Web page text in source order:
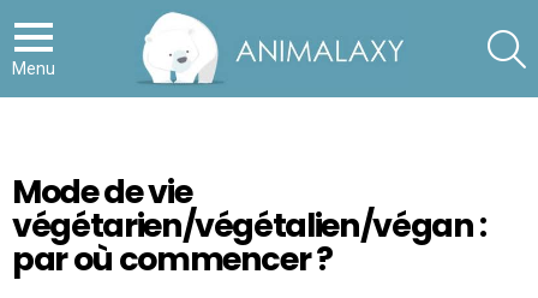
Menu
Mode de vie
végétarien/végétalien/végan :
par où commencer ?